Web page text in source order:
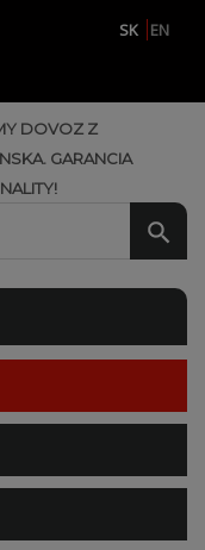
SK
EN
DOVOZ Z
GARANCIA